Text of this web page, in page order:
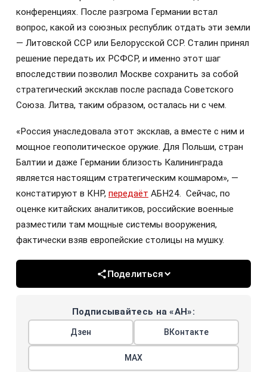
конференциях. После разгрома Германии встал
вопрос, какой из союзных республик отдать эти земли
— Литовской ССР или Белорусской ССР. Сталин принял
решение передать их РСФСР, и именно этот шаг
впоследствии позволил Москве сохранить за собой
стратегический эксклав после распада Советского
Союза. Литва, таким образом, осталась ни с чем.
«Россия унаследовала этот эксклав, а вместе с ним и
мощное геополитическое оружие. Для Польши, стран
Балтии и даже Германии близость Калининграда
является настоящим стратегическим кошмаром», —
констатируют в КНР, передаёт АБН24. Сейчас, по
оценке китайских аналитиков, российские военные
разместили там мощные системы вооружения,
фактически взяв европейские столицы на мушку.
Поделиться
Подписывайтесь на «АН»:
Дзен ВКонтакте
МАХ